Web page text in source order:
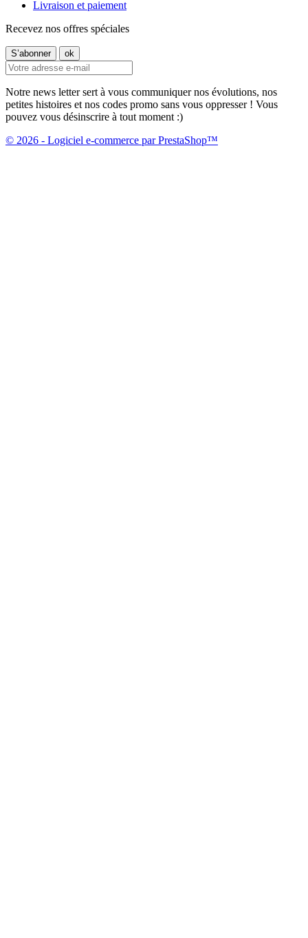
Livraison et paiement
Recevez nos offres spéciales
Notre news letter sert à vous communiquer nos évolutions, nos
petites histoires et nos codes promo sans vous oppresser ! Vous
pouvez vous désinscrire à tout moment :)
© 2026 - Logiciel e-commerce par PrestaShop™